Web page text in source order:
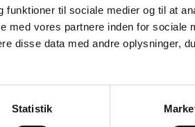
til sociale medier og til at
med vores partnere inden for sociale
disse data med andre oplysninger,
Statistik
der allerede er ved at blive
problemfrit i Thermo Kings